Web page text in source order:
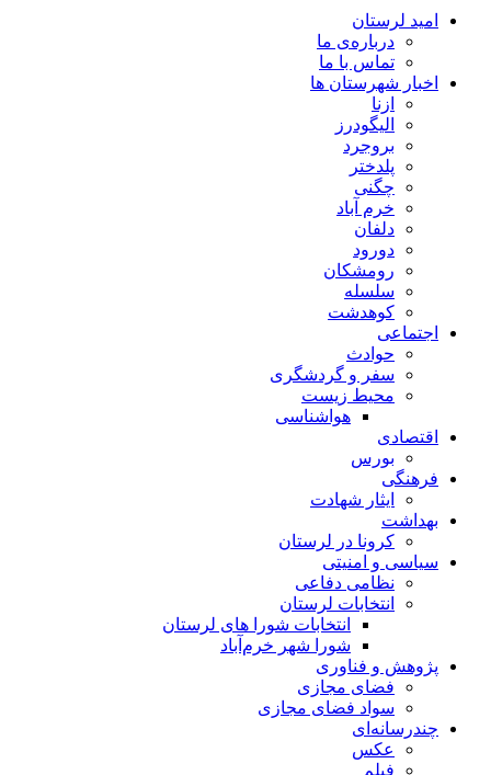
امید لرستان
درباره‌ی ما
تماس با ما
اخبار شهرستان ها
ازنا
الیگودرز
بروجرد
پلدختر
چگنی
خرم آباد
دلفان
دورود
رومشکان
سلسله
کوهدشت
اجتماعی
حوادث
سفر و گردشگری
محیط زیست
هواشناسی
اقتصادی
بورس
فرهنگی
ایثار شهادت
بهداشت
کرونا در لرستان
سیاسی و امنیتی
نظامی دفاعی
انتخابات لرستان
انتخابات شورا های لرستان
شورا شهر خرم‌آباد
پژوهش و فناوری
فضای مجازی
سواد فضای مجازی
چندرسانه‌ای
عكس
فیلم